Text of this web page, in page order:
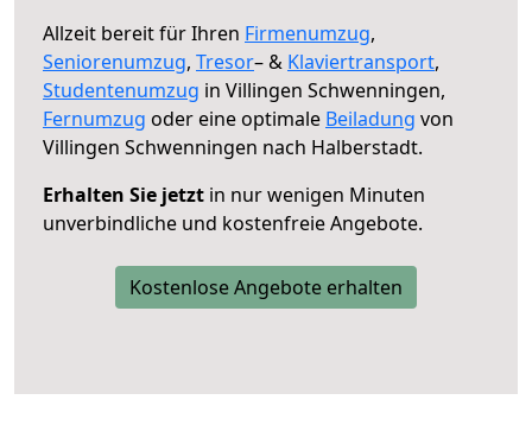
Allzeit bereit für Ihren Firmenumzug,
Seniorenumzug, Tresor– & Klaviertransport,
Studentenumzug in Villingen Schwenningen,
Fernumzug oder eine optimale Beiladung von
Villingen Schwenningen nach Halberstadt.
Erhalten Sie jetzt in nur wenigen Minuten
unverbindliche und kostenfreie Angebote.
Kostenlose Angebote erhalten